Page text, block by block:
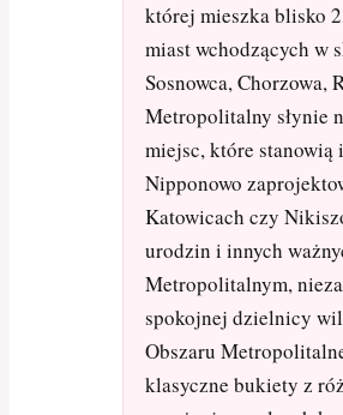
której mieszka blisko
miast wchodzących w
Sosnowca, Chorzowa,
Metropolitalny słynie
miejsc, które stanowią
Nipponowo
Katowicach czy
urodzin i innych
Metropolitalnym,
spokojnej dzielnicy
Obszaru
klasyczne bukiety z